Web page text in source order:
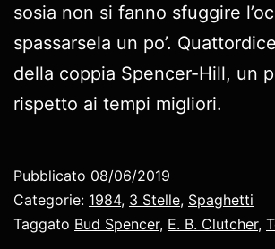
sosia non si fanno sfuggire
spassarsela un po’.
della coppia Spencer-Hill, un
rispetto ai tempi migliori.
Pubblicato 08/06/2019
Categorie: 1984, 3 Stelle, Spaghetti
Taggato Bud Spencer, E. B. Clutcher,